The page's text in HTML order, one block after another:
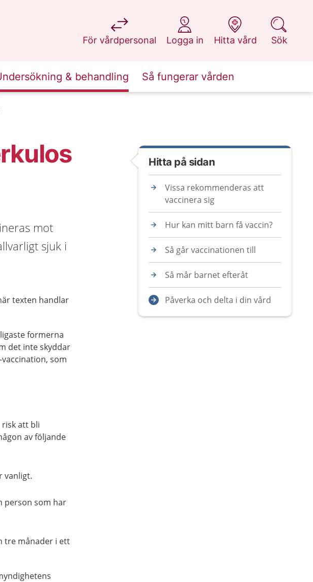
För vårdpersonal
på 1177.se
Logga in
på 1177.se
Hitta vård
på 1177.se
Sök
på 1177.se
& behandling Så fungerar vården
mot
sjuk i
texten handlar
formerna
det inte skyddar
som
att bli
av följande
vanligt.
person som har
tre månader i ett
Hitta på sidan
Vissa rekommenderas att
vaccinera sig
Hur kan mitt barn få vaccin?
Så går vaccinationen till
Så mår barnet efteråt
Påverka och delta i din vård